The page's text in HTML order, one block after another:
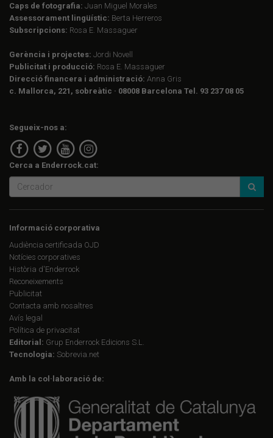
Caps de fotografia: Juan Miguel Morales
Assessorament lingüístic: Berta Herreros
Subscripcions: Rosa E. Massaguer
Gerència i projectes: Jordi Novell
Publicitat i producció: Rosa E. Massaguer
Direcció financera i administració: Anna Gris
c. Mallorca, 221, sobreàtic · 08008 Barcelona Tel. 93 237 08 05
Segueix-nos a:
Cerca a Enderrock.cat:
Informació corporativa
Audiència certificada OJD
Notícies corporatives
Història d'Enderrock
Reconeixements
Publicitat
Contacta amb nosaltres
Avís legal
Política de privacitat
Editorial: Grup Enderrock Edicions S.L.
Tecnologia: Sobrevia.net
Amb la col·laboració de: